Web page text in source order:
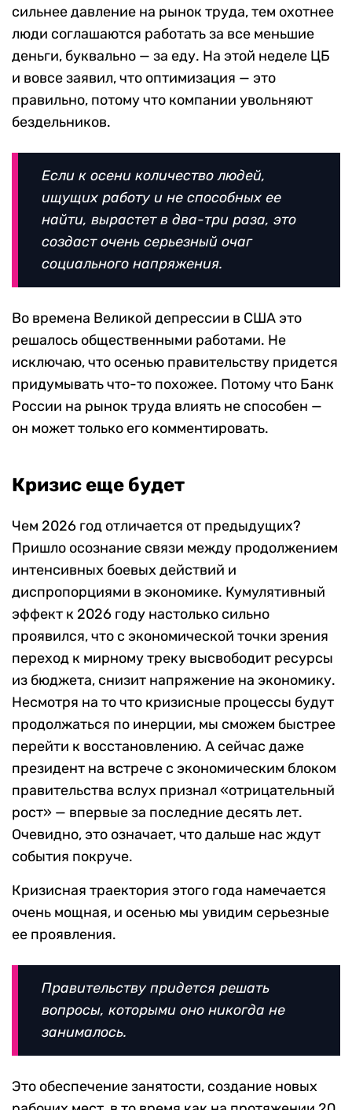
сильнее давление на рынок труда, тем охотнее
люди соглашаются работать за все меньшие
деньги, буквально — за еду. На этой неделе ЦБ
и вовсе заявил, что оптимизация — это
правильно, потому что компании увольняют
бездельников.
Если к осени количество людей,
ищущих работу и не способных ее
найти, вырастет в два-три раза, это
создаст очень серьезный очаг
социального напряжения.
Во времена Великой депрессии в США это
решалось общественными работами. Не
исключаю, что осенью правительству придется
придумывать что-то похожее. Потому что Банк
России на рынок труда влиять не способен —
он может только его комментировать.
Кризис еще будет
Чем 2026 год отличается от предыдущих?
Пришло осознание связи между продолжением
интенсивных боевых действий и
диспропорциями в экономике. Кумулятивный
эффект к 2026 году настолько сильно
проявился, что с экономической точки зрения
переход к мирному треку высвободит ресурсы
из бюджета, снизит напряжение на экономику.
Несмотря на то что кризисные процессы будут
продолжаться по инерции, мы сможем быстрее
перейти к восстановлению. А сейчас даже
президент на встрече с экономическим блоком
правительства вслух признал «отрицательный
рост» — впервые за последние десять лет.
Очевидно, это означает, что дальше нас ждут
события покруче.
Кризисная траектория этого года намечается
очень мощная, и осенью мы увидим серьезные
ее проявления.
Правительству придется решать
вопросы, которыми оно никогда не
занималось.
Это обеспечение занятости, создание новых